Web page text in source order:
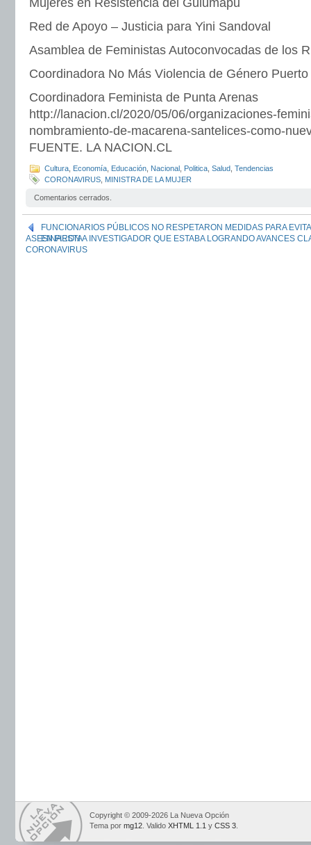
Mujeres en Resistencia del Gulumapu
Red de Apoyo – Justicia para Yini Sandoval
Asamblea de Feministas Autoconvocadas de los
Coordinadora No Más Violencia de Género
Coordinadora Feminista de Punta Arenas
http://lanacion.cl/2020/05/06/organizaciones-
nombramiento-de-macarena-santelices-como-
FUENTE. LA NACION.CL
Cultura Economía Educación Nacional Politica Salud Tendencias
CORONAVIRUS MINISTRA DE LA MUJER
Comentarios cerrados.
FUNCIONARIOS PÚBLICOS NO RESPETARON MEDIDAS PARA
EN FIESTA
ASESINARON A INVESTIGADOR QUE ESTABA LOGRANDO AVANCES
CORONAVIRUS
Copyright © 2009-2026 La Nueva Opción
Tema por mg12 . Valido XHTML 1.1 y CSS 3